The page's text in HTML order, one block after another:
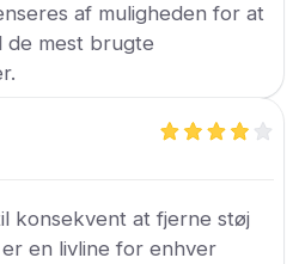
af muligheden for at
de mest brugte
konsekvent at fjerne støj
en livline for enhver